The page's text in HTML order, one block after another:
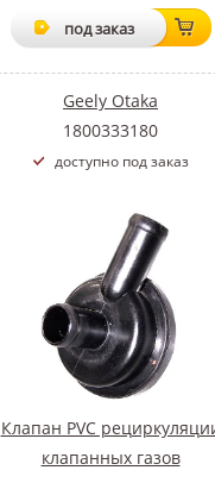
под заказ
Geely Otaka
1800333180
доступно под заказ
Клапан PVC
клапанных газов